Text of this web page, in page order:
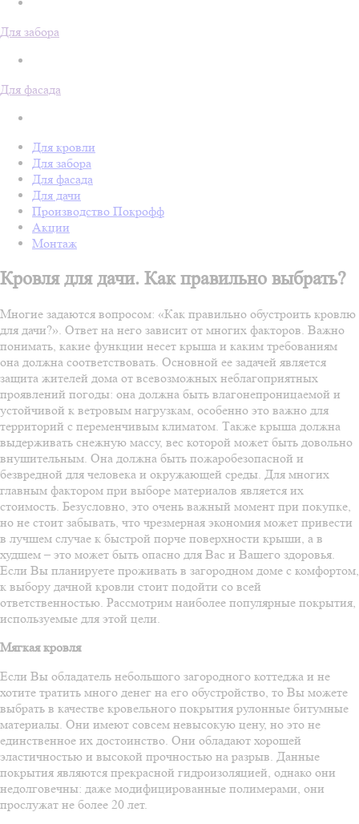
Для забора
Для фасада
Для кровли
Для забора
Для фасада
Для дачи
Производство Покрофф
Акции
Монтаж
Кровля для дачи. Как правильно выбрать?
Многие задаются вопросом: «Как правильно обустроить кровлю
для дачи?». Ответ на него зависит от многих факторов. Важно
понимать, какие функции несет крыша и каким требованиям
она должна соответствовать. Основной ее задачей является
защита жителей дома от всевозможных неблагоприятных
проявлений погоды: она должна быть влагонепроницаемой и
устойчивой к ветровым нагрузкам, особенно это важно для
территорий с переменчивым климатом. Также крыша должна
выдерживать снежную массу, вес которой может быть довольно
внушительным. Она должна быть пожаробезопасной и
безвредной для человека и окружающей среды. Для многих
главным фактором при выборе материалов является их
стоимость. Безусловно, это очень важный момент при покупке,
но не стоит забывать, что чрезмерная экономия может привести
в лучшем случае к быстрой порче поверхности крыши, а в
худшем – это может быть опасно для Вас и Вашего здоровья.
Если Вы планируете проживать в загородном доме с комфортом,
к выбору дачной кровли стоит подойти со всей
ответственностью. Рассмотрим наиболее популярные покрытия,
используемые для этой цели.
Мягкая кровля
Если Вы обладатель небольшого загородного коттеджа и не
хотите тратить много денег на его обустройство, то Вы можете
выбрать в качестве кровельного покрытия рулонные битумные
материалы. Они имеют совсем невысокую цену, но это не
единственное их достоинство. Они обладают хорошей
эластичностью и высокой прочностью на разрыв. Данные
покрытия являются прекрасной гидроизоляцией, однако они
недолговечны: даже модифицированные полимерами, они
прослужат не более 20 лет.